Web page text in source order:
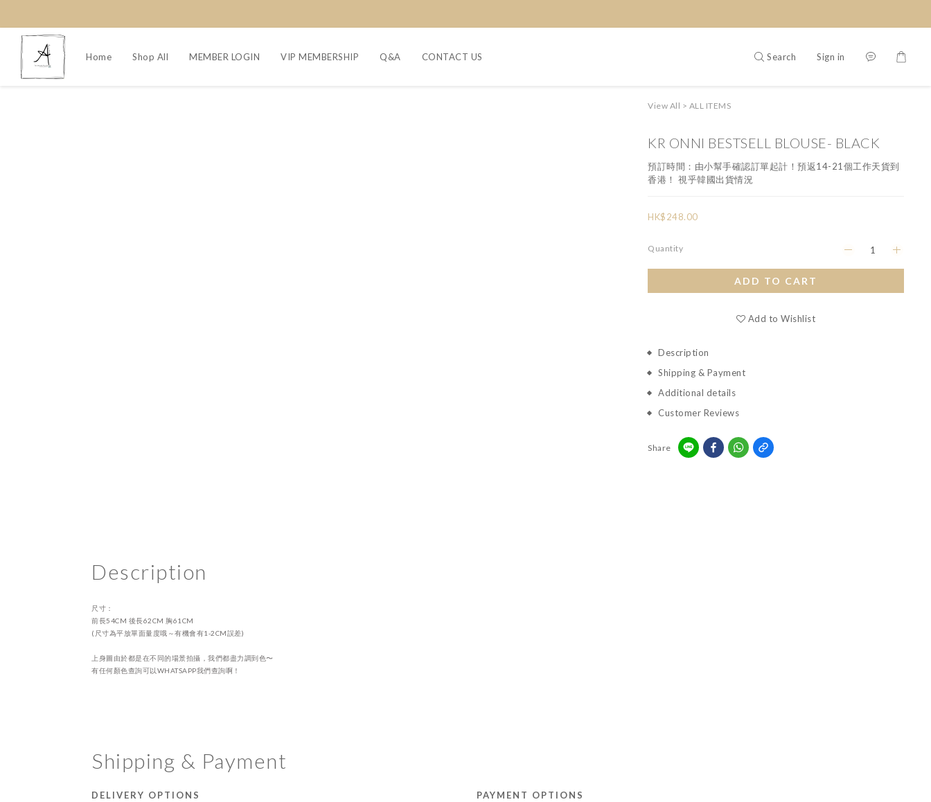
Home Shop All MEMBER LOGIN VIP MEMBERSHIP Q&A CONTACT US Search Sign in
View All > ALL ITEMS
KR ONNI BESTSELL BLOUSE- BLACK
預訂時間：由小幫手確認訂單起計！預返14-21個工作天貨到
香港！ 視乎韓國出貨情況
HK$248.00
Quantity
ADD TO CART
Add to Wishlist
Description
Shipping & Payment
Additional details
Customer Reviews
Share
Description
尺寸：
前長54CM 後長62CM 胸61CM
(尺寸為平放單面量度哦～有機會有1-2CM誤差)
上身圖由於都是在不同的場景拍攝，我們都盡力調到色〜
有任何顏色查詢可以WHATSAPP我們查詢啊！
Shipping & Payment
DELIVERY OPTIONS PAYMENT OPTIONS